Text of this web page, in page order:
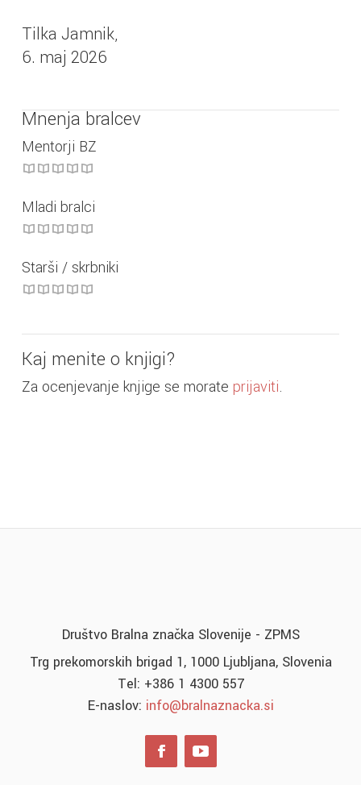
Tilka Jamnik,
6. maj 2026
Mnenja bralcev
Mentorji BZ
Mladi bralci
Starši / skrbniki
Kaj menite o knjigi?
Za ocenjevanje knjige se morate prijaviti.
Društvo Bralna značka Slovenije - ZPMS
Trg prekomorskih brigad 1, 1000 Ljubljana, Slovenia
Tel: +386 1 4300 557
E-naslov: info@bralnaznacka.si